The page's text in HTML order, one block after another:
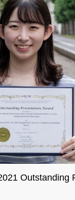
Outstanding